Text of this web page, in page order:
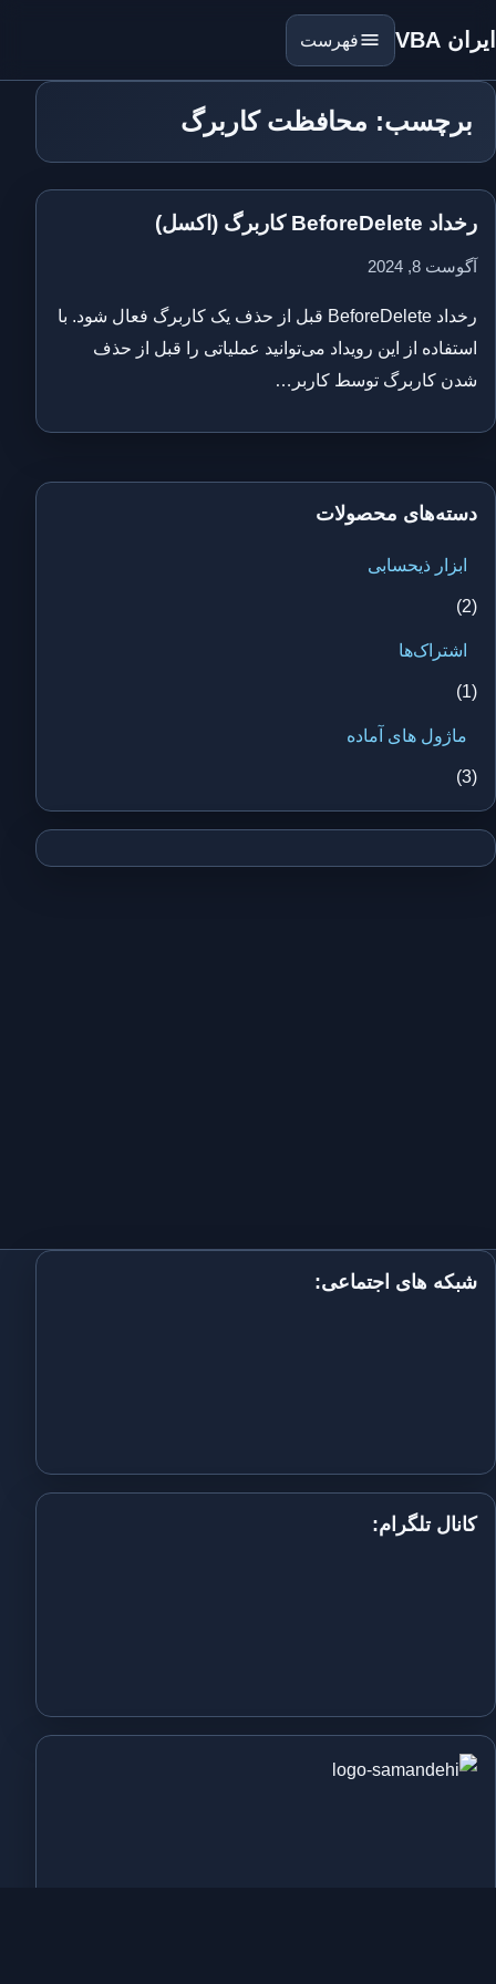
ایران VBA فهرست
برچسب: محافظت کاربرگ
رخداد BeforeDelete کاربرگ (اکسل)
آگوست 8, 2024
رخداد BeforeDelete قبل از حذف یک کاربرگ فعال شود. با
استفاده از این رویداد می‌توانید عملیاتی را قبل از حذف
شدن کاربرگ توسط کاربر…
دسته‌های محصولات
ابزار ذیحسابی
(2)
اشتراک‌ها
(1)
ماژول های آماده
(3)
شبکه های اجتماعی:
کانال تلگرام: